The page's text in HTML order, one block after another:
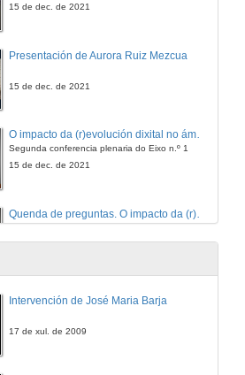
15 de dec. de 2021
Presentación de Aurora Ruiz Mezcua
15 de dec. de 2021
O impacto da (r)evolución dixital no ámbito da interpretación de linguas
Segunda conferencia plenaria do Eixo n.º 1
15 de dec. de 2021
15 de dec. de 2021
Presentación de Stéphanie Roussel
Intervención de José Maria Barja
17 de xul. de 2009